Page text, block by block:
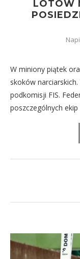
LOTÓW
W miniony piątek
skoków
podkomisji FIS.
poszczególnych